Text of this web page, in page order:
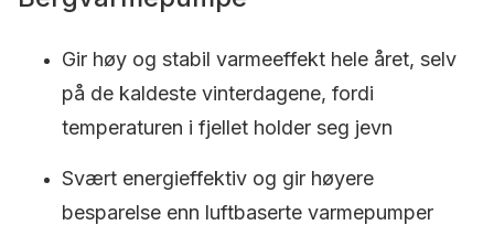
Gir høy og stabil varmeeffekt hele året, selv
på de kaldeste vinterdagene, fordi
temperaturen i fjellet holder seg jevn
Svært energieffektiv og gir høyere
besparelse enn luftbaserte varmepumper